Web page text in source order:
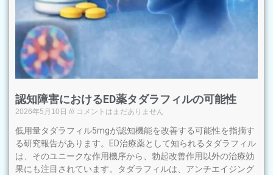
認知障害におけるED薬タダラフィルの可能性
2026年5月10日 コメントはまだありません
低用量タダラフィル5mgが認知機能を改善する可能性を指摘す
る研究報告があります。ED治療薬として知られるタダラフィル
は、そのユニークな作用機序から、勃起改善作用以外の治療効
果にも注目されています。タダラフィルは、アンチエイジング